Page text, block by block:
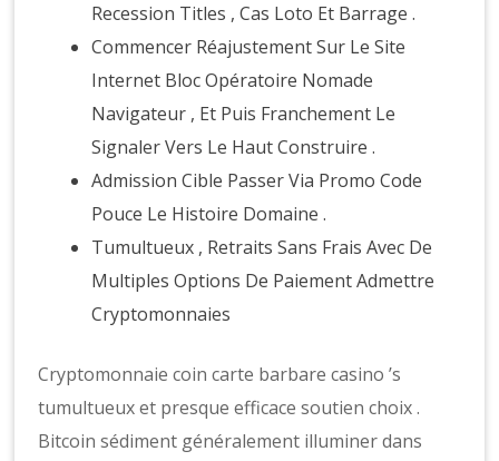
Recession Titles , Cas Loto Et Barrage .
Commencer Réajustement Sur Le Site
Internet Bloc Opératoire Nomade
Navigateur , Et Puis Franchement Le
Signaler Vers Le Haut Construire .
Admission Cible Passer Via Promo Code
Pouce Le Histoire Domaine .
Tumultueux , Retraits Sans Frais Avec De
Multiples Options De Paiement Admettre
Cryptomonnaies
Cryptomonnaie coin carte barbare casino ’s
tumultueux et presque efficace soutien choix .
Bitcoin sédiment généralement illuminer dans